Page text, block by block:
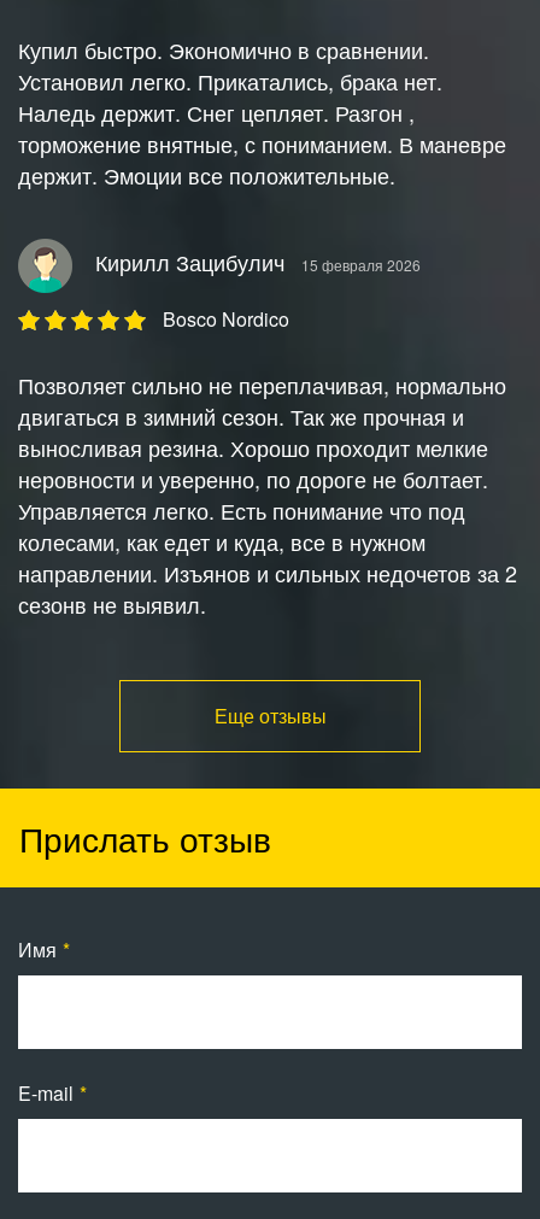
Купил быстро. Экономично в сравнении.
Установил легко. Прикатались, брака нет.
Наледь держит. Снег цепляет. Разгон ,
торможение внятные, с пониманием. В маневре
держит. Эмоции все положительные.
Кирилл Зацибулич 15 февраля 2026
Bosco Nordico
Позволяет сильно не переплачивая, нормально
двигаться в зимний сезон. Так же прочная и
выносливая резина. Хорошо проходит мелкие
неровности и уверенно, по дороге не болтает.
Управляется легко. Есть понимание что под
колесами, как едет и куда, все в нужном
направлении. Изъянов и сильных недочетов за 2
сезонв не выявил.
Еще отзывы
Прислать отзыв
Имя
E-mail